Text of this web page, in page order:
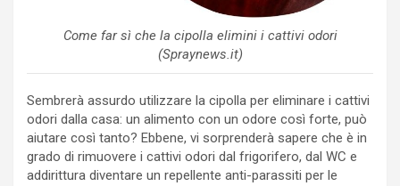
Come far sì che la cipolla elimini i cattivi odori
(Spraynews.it)
Sembrerà assurdo utilizzare la cipolla per eliminare i cattivi
odori dalla casa: un alimento con un odore così forte, può
aiutare così tanto? Ebbene, vi sorprenderà sapere che è in
grado di rimuovere i cattivi odori dal frigorifero, dal WC e
addirittura diventare un repellente anti-parassiti per le